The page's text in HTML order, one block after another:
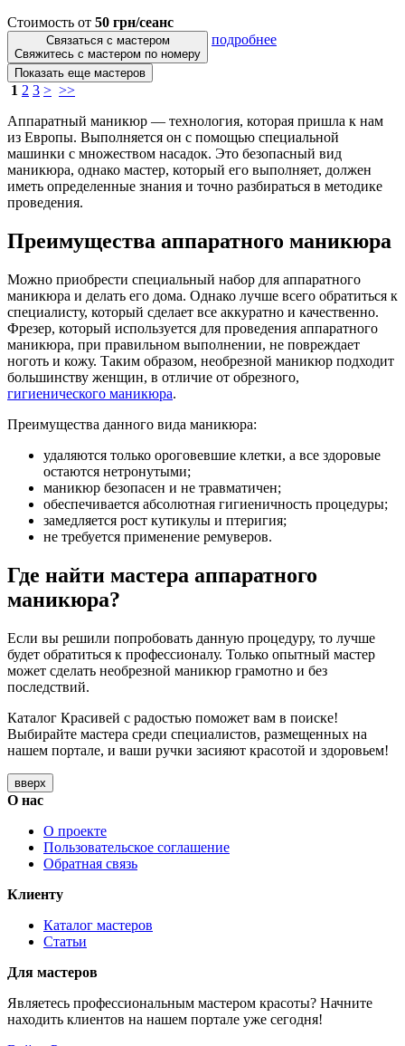
Стоимость от 50 грн/сеанс
Связаться с мастером
Свяжитесь с мастером по номеру
подробнее
Показать еще мастеров
1 2 3 > >>
Аппаратный маникюр — технология, которая пришла к нам
из Европы. Выполняется он с помощью специальной
машинки с множеством насадок. Это безопасный вид
маникюра, однако мастер, который его выполняет, должен
иметь определенные знания и точно разбираться в методике
проведения.
Преимущества аппаратного маникюра
Можно приобрести специальный набор для аппаратного
маникюра и делать его дома. Однако лучше всего обратиться к
специалисту, который сделает все аккуратно и качественно.
Фрезер, который используется для проведения аппаратного
маникюра, при правильном выполнении, не повреждает
ноготь и кожу. Таким образом, необрезной маникюр подходит
большинству женщин, в отличие от обрезного,
гигиенического маникюра.
Преимущества данного вида маникюра:
удаляются только ороговевшие клетки, а все здоровые
остаются нетронутыми;
маникюр безопасен и не травматичен;
обеспечивается абсолютная гигиеничность процедуры;
замедляется рост кутикулы и птеригия;
не требуется применение ремуверов.
Где найти мастера аппаратного
маникюра?
Если вы решили попробовать данную процедуру, то лучше
будет обратиться к профессионалу. Только опытный мастер
может сделать необрезной маникюр грамотно и без
последствий.
Каталог Красивей с радостью поможет вам в поиске!
Выбирайте мастера среди специалистов, размещенных на
нашем портале, и ваши ручки засияют красотой и здоровьем!
вверх
О нас
О проекте
Пользовательское соглашение
Обратная связь
Клиенту
Каталог мастеров
Статьи
Для мастеров
Являетесь профессиональным мастером красоты? Начните
находить клиентов на нашем портале уже сегодня!